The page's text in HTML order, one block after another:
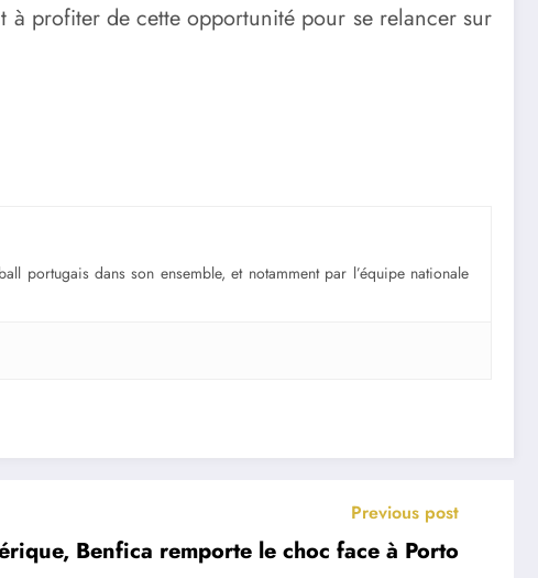
à profiter de cette opportunité pour se relancer sur
portugais dans son ensemble, et notamment par l’équipe nationale
Previous post
Benfica remporte le choc face à Porto